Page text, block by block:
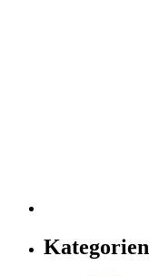
Kategorien